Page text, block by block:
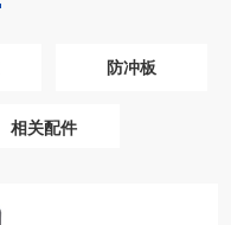
防冲板
相关配件